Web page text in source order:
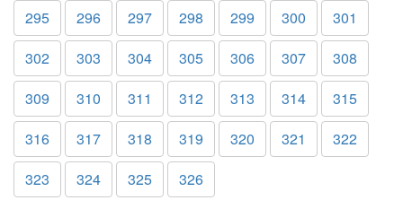
295
296 297 298 299 300
301
302
303 304 305 306 307
308
309
310 311 312 313 314
315
316
317 318 319 320 321
322
323
324 325 326